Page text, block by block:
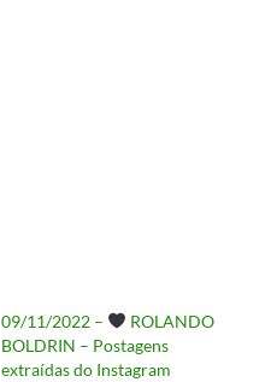
09/11/2022 –
ROLANDO
BOLDRIN – Postagens
extraídas do Instagram